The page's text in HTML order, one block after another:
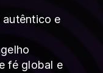
autêntico e
fé global e